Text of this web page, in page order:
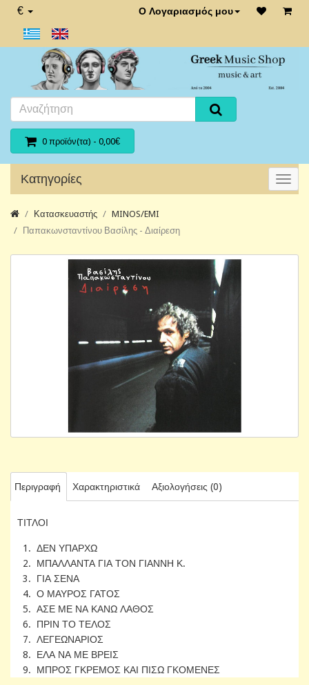
€ Ο Λογαριασμός μου
0 προϊόν(τα) - 0,00€
Κατηγορίες
Κατασκευαστής
MINOS/EMI
Παπακωνσταντίνου Βασίλης - Διαίρεση
Περιγραφή Χαρακτηριστικά Αξιολογήσεις (0)
ΤΙΤΛΟΙ
1. ΔΕΝ ΥΠΑΡΧΩ
2. ΜΠΑΛΛΑΝΤΑ ΓΙΑ ΤΟΝ ΓΙΑΝΝΗ Κ.
3. ΓΙΑ ΣΕΝΑ
4. Ο ΜΑΥΡΟΣ ΓΑΤΟΣ
5. ΑΣΕ ΜΕ ΝΑ ΚΑΝΩ ΛΑΘΟΣ
6. ΠΡΙΝ ΤΟ ΤΕΛΟΣ
7. ΛΕΓΕΩΝΑΡΙΟΣ
8. ΕΛΑ ΝΑ ΜΕ ΒΡΕΙΣ
9. ΜΠΡΟΣ ΓΚΡΕΜΟΣ ΚΑΙ ΠΙΣΩ ΓΚΟΜΕΝΕΣ